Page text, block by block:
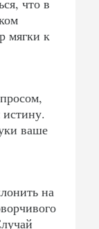
мягки к
ваше
на